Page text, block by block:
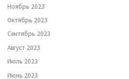
Ноябрь 2023
Октябрь 2023
Сентябрь 2023
Август 2023
Июль 2023
Июнь 2023